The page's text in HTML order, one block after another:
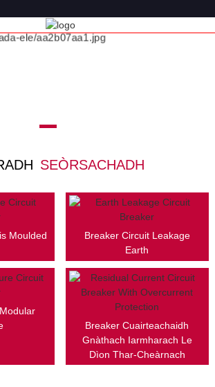
SEÒRSACHADH
Moulded
Breaker Circuit Leakage
Earth
Breaker Cuairteachaidh
Gnàthach Iarmharach Le
Dìon Thar-Cheàrnach